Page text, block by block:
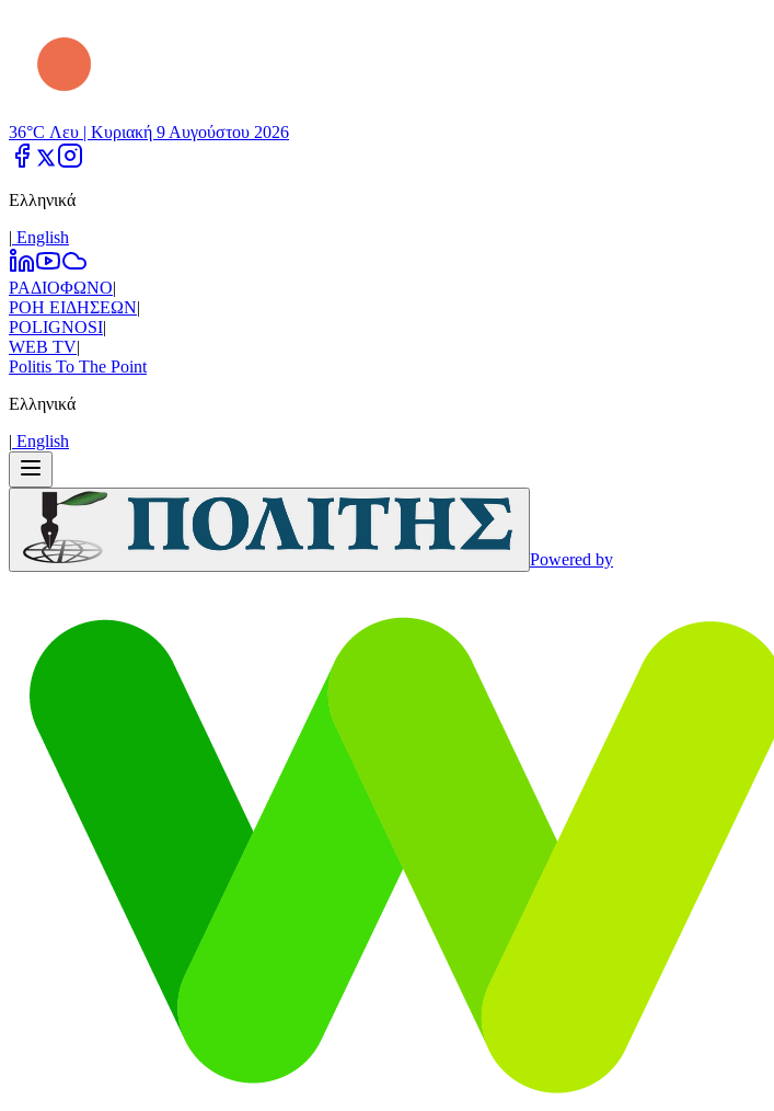
36°C Λευ | Κυριακή 9 Αυγούστου 2026
Ελληνικά
| Εnglish
ΡΑΔΙΟΦΩΝΟ|
ΡΟΗ ΕΙΔΗΣΕΩΝ|
POLIGNOSI|
WEB TV|
Politis To The Point
Ελληνικά
| Εnglish
Powered by